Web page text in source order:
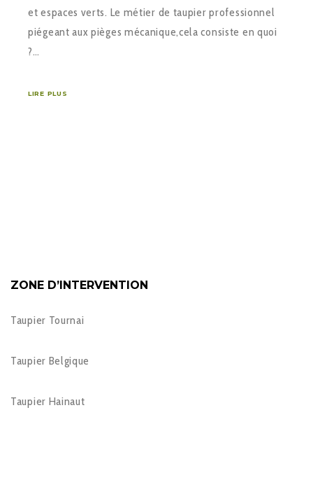
et espaces verts. Le métier de taupier professionnel
piégeant aux pièges mécanique,cela consiste en quoi
?…
LIRE PLUS
ZONE D’INTERVENTION
Taupier Tournai
Taupier Belgique
Taupier Hainaut